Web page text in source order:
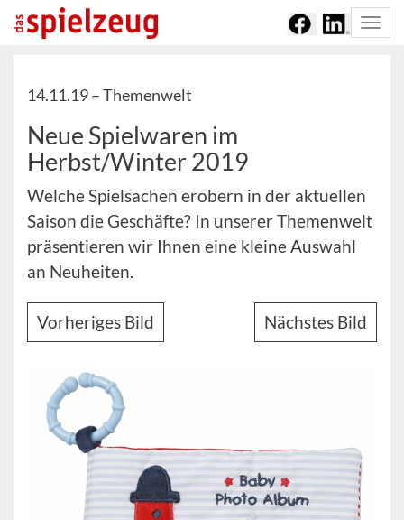
14.11.19 –Themenwelt
Neue Spielwaren im
Herbst/Winter 2019
Welche Spielsachen erobern in der aktuellen
Saison die Geschäfte? In unserer Themenwelt
präsentieren wir Ihnen eine kleine Auswahl
an Neuheiten.
Vorheriges Bild Nächstes Bild